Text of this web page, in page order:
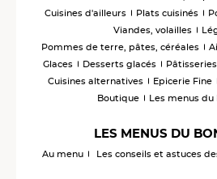
Cuisines d'ailleurs
Plats cuisinés
Viandes, volailles
Pommes de terre, pâtes, céréales
Glaces
Desserts glacés Pâtisseries
Cuisines alternatives
Epicerie Fine
Boutique
Les menus du
LES MENUS DU
Au menu Les conseils et astuces